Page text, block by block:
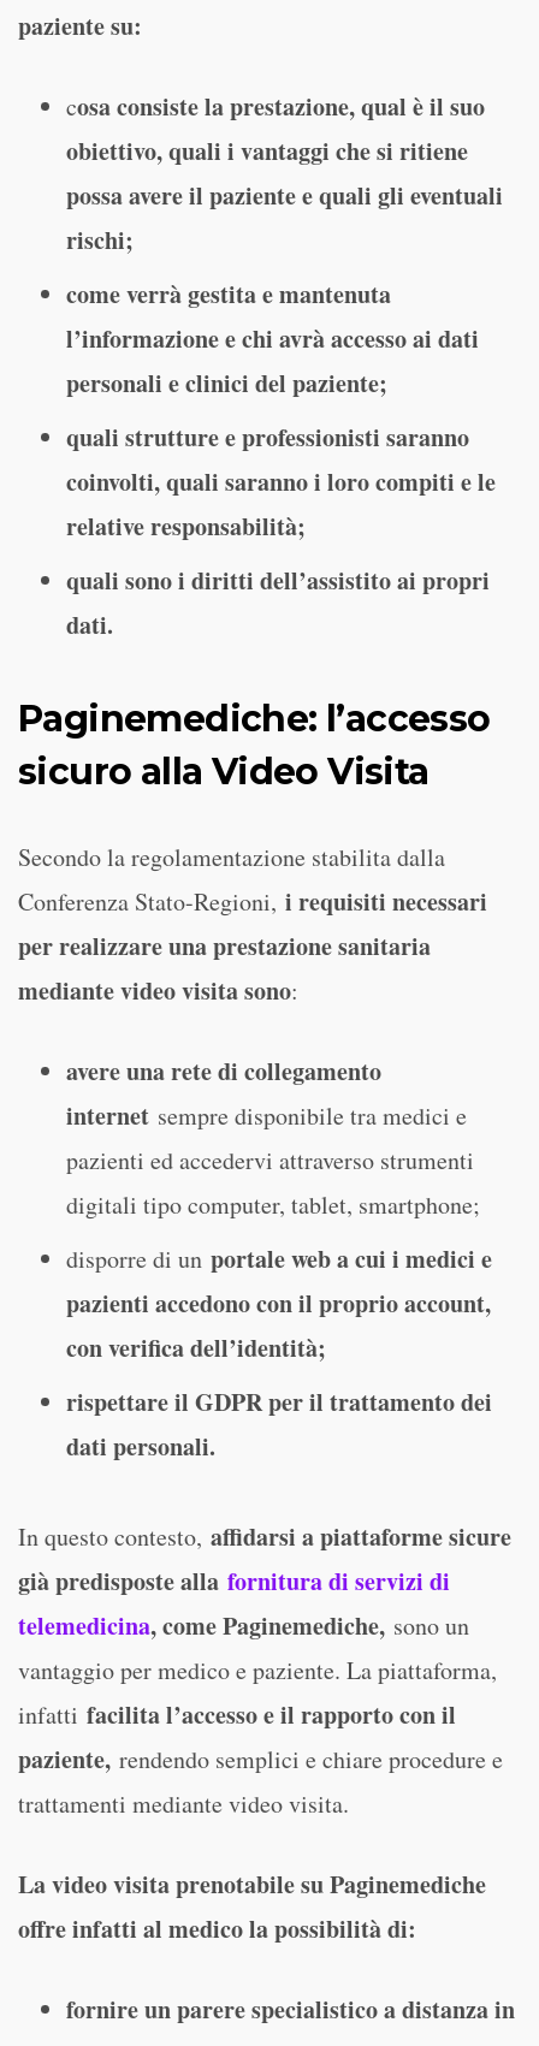
paziente su:
cosa consiste la prestazione, qual è il suo
obiettivo, quali i vantaggi che si ritiene
possa avere il paziente e quali gli eventuali
rischi;
come verrà gestita e mantenuta
l’informazione e chi avrà accesso ai dati
personali e clinici del paziente;
quali strutture e professionisti saranno
coinvolti, quali saranno i loro compiti e le
relative responsabilità;
quali sono i diritti dell’assistito ai propri
dati.
Paginemediche: l’accesso
sicuro alla Video Visita
Secondo la regolamentazione stabilita dalla
Conferenza Stato-Regioni, i requisiti necessari
per realizzare una prestazione sanitaria
mediante video visita sono:
avere una rete di collegamento
internet sempre disponibile tra medici e
pazienti ed accedervi attraverso strumenti
digitali tipo computer, tablet, smartphone;
disporre di un portale web a cui i medici e
pazienti accedono con il proprio account,
con verifica dell’identità;
rispettare il GDPR per il trattamento dei
dati personali.
In questo contesto, affidarsi a piattaforme sicure
già predisposte alla fornitura di servizi di
telemedicina, come Paginemediche, sono un
vantaggio per medico e paziente. La piattaforma,
infatti facilita l’accesso e il rapporto con il
paziente, rendendo semplici e chiare procedure e
trattamenti mediante video visita.
La video visita prenotabile su Paginemediche
offre infatti al medico la possibilità di:
fornire un parere specialistico a distanza in